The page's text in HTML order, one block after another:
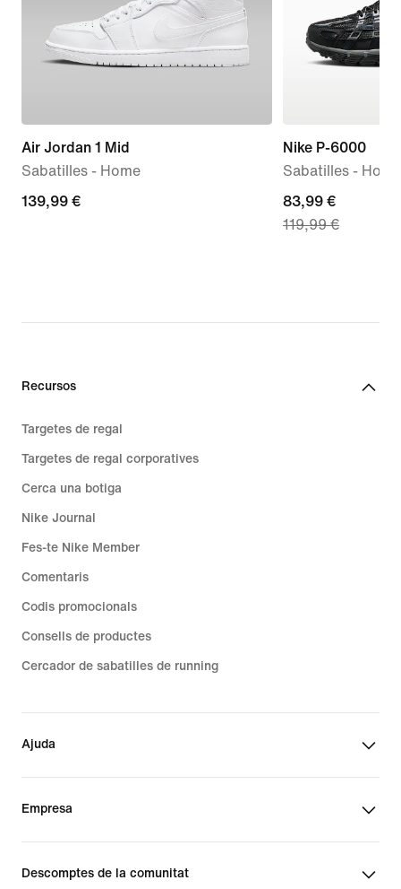
Air Jordan 1 Mid
Sabatilles - Home
139,99 €
139,99 €
Nike P-6000
Sabatilles - Home
current
price
119,99 €
83,99 €
119,99 €
Recursos
Targetes de regal
Targetes de regal corporatives
Cerca una botiga
Nike Journal
Fes-te Nike Member
Comentaris
Codis promocionals
Consells de productes
Cercador de sabatilles de running
Ajuda
Empresa
Descomptes de la comunitat